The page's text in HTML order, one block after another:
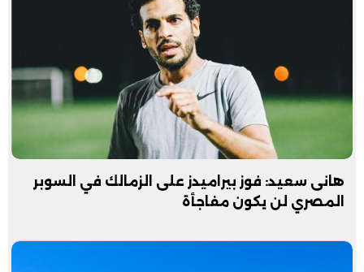
هانى سعيد: فوز بيراميدز على الزمالك في السوبر
المصري لن يكون مفاجأة